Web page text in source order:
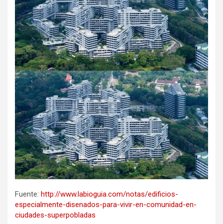
Fuente: http://www.labioguia.com/notas/edificios-
especialmente-disenados-para-vivir-en-comunidad-en-
ciudades-superpobladas